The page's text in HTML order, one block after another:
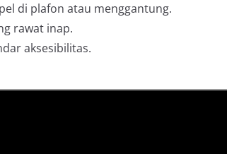
di plafon atau menggantung.
rawat inap.
aksesibilitas.